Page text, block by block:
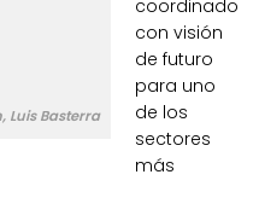
Luis Basterra
coordinado
con visión
de futuro
para uno
de los
sectores
más